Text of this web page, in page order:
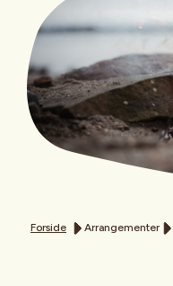
Forside Arrangementer